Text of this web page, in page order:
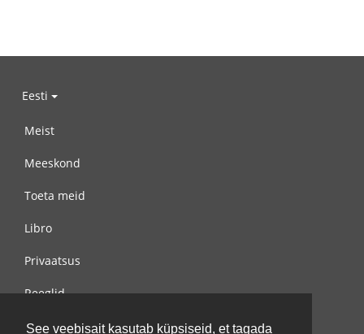
See veebisait kasutab küpsiseid, et tagada
Eesti
Meist
Meeskond
Toeta meid
Libro
Privaatsus
Reeglid
Võta meiega ühendust